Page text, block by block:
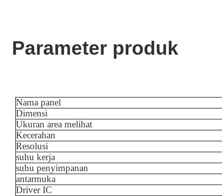
Parameter produk
Nama panel
Dimensi
Ukuran area melihat
Kecerahan
Resolusi
suhu kerja
suhu penyimpanan
antarmuka
Driver IC